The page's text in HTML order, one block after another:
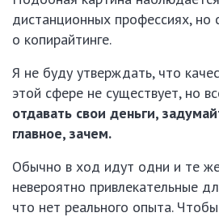
дистанционных профессиях, но
о копирайтинге.
Я не буду утверждать, что
этой сфере не существует, но
отдавать свои деньги,
главное, зачем.
Обычно в ход идут одни и те
невероятно привлекательные
что нет реального опыта.